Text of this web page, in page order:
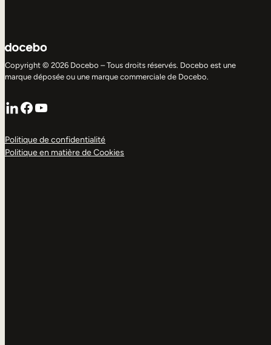
Copyright © 2026 Docebo – Tous droits réservés. Docebo est une
marque déposée ou une marque commerciale de Docebo.
LinkedIn
Facebook
YouTube
Politique de confidentialité
Politique en matière de Cookies